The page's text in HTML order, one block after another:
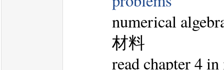
numerical
材料
read chapter 4